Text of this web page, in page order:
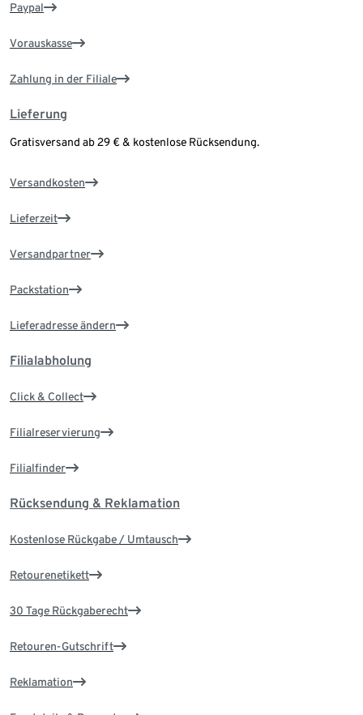
Paypal
Vorauskasse
Zahlung in der Filiale
Lieferung
Gratisversand ab 29 € & kostenlose Rücksendung.
Versandkosten
Lieferzeit
Versandpartner
Packstation
Lieferadresse ändern
Filialabholung
Click & Collect
Filialreservierung
Filialfinder
Rücksendung & Reklamation
Kostenlose Rückgabe / Umtausch
Retourenetikett
30 Tage Rückgaberecht
Retouren-Gutschrift
Reklamation